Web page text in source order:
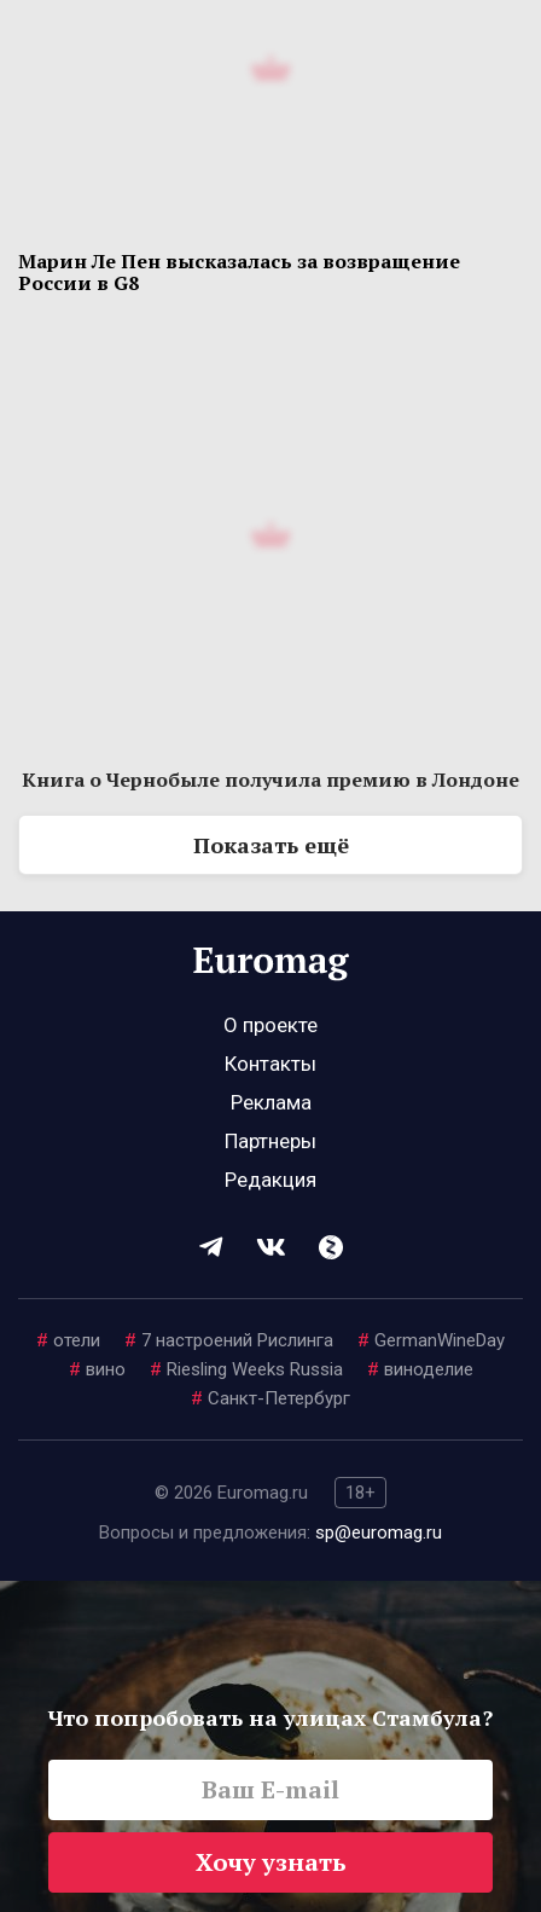
Марин Ле Пен высказалась за возвращение
России в G8
Книга о Чернобыле получила премию в Лондоне
Показать ещё
О проекте
Контакты
Реклама
Партнеры
Редакция
# отели # 7 настроений Рислинга # GermanWineDay
# вино # Riesling Weeks Russia # виноделие
# Санкт-Петербург
© 2026 Euromag.ru
18+
Вопросы и предложения: sp@euromag.ru
Что попробовать на улицах Стамбула?
Хочу узнать